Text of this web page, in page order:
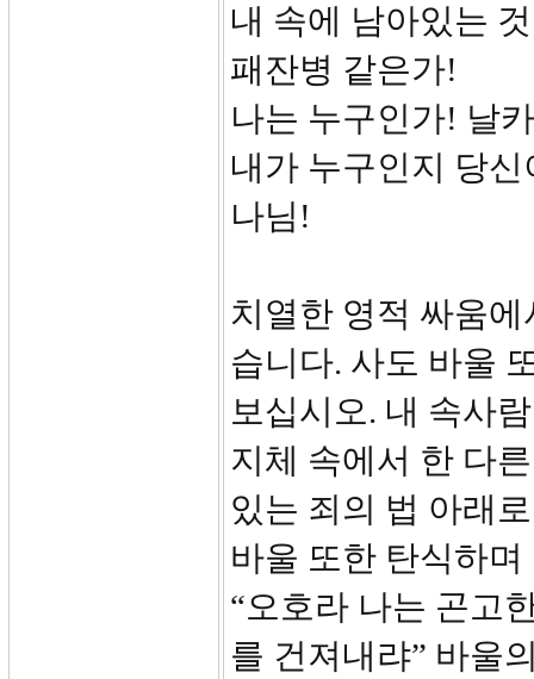
내 속에 남아있는
패잔병 같은가!
나는 누구인가! 날
내가 누구인지 당
나님!
치열한 영적 싸움
습니다. 사도 바울
보십시오. 내 속사
지체 속에서 한 다
있는 죄의 법 아래
바울 또한 탄식하
“오호라 나는 곤고
를 건져내랴” 바울